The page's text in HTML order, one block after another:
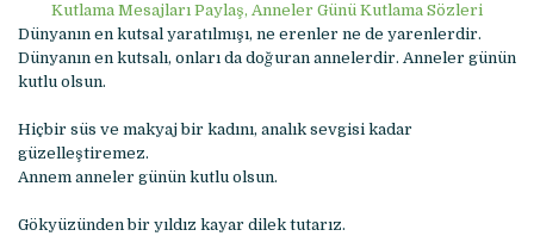
Kutlama Mesajları Paylaş, Anneler Günü Kutlama Sözleri
Dünyanın en kutsal yaratılmışı, ne erenler ne de yarenlerdir.
Dünyanın en kutsalı, onları da doğuran annelerdir. Anneler günün
kutlu olsun.
Hiçbir süs ve makyaj bir kadını, analık sevgisi kadar
güzelleştiremez.
Annem anneler günün kutlu olsun.
Gökyüzünden bir yıldız kayar dilek tutarız.